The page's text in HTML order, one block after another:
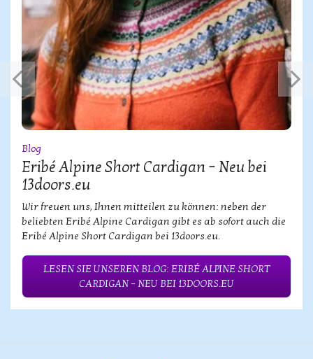
Blog
Eribé Alpine Short Cardigan – Neu bei
13doors.eu
Wir freuen uns, Ihnen mitteilen zu können: neben der
beliebten Eribé Alpine Cardigan gibt es ab sofort auch die
Eribé Alpine Short Cardigan bei 13doors.eu.
LESEN SIE UNSEREN BLOG: ERIBÉ ALPINE SHORT
CARDIGAN – NEU BEI 13DOORS.EU